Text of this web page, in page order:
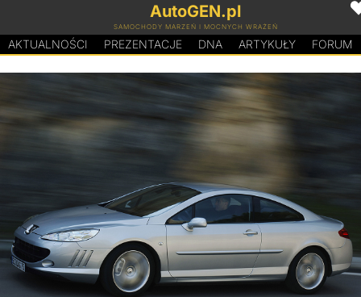
AutoGEN.pl
SAMOCHODY MARZEŃ I MOCNYCH WRAŻEŃ
AKTUALNOŚCI PREZENTACJE DNA ARTYKUŁY FORUM